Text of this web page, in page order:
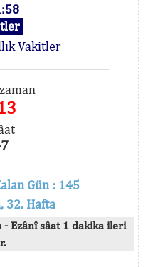
Vakitler
Gün : 145
32. Hafta
- Ezânî sâat 1 dakika ileri